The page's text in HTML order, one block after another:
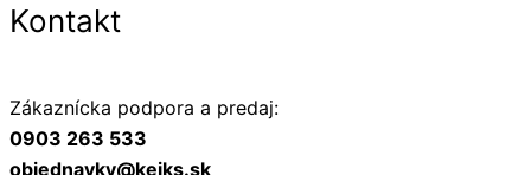
Kontakt
Zákaznícka podpora a predaj:
0903 263 533
objednavky@keiks.sk